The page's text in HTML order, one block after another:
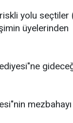
yolu seçtiler
üyelerinden
mezbahayı